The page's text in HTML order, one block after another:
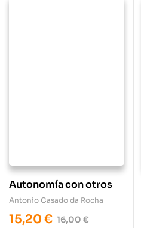
Autonomía con otros
Antonio Casado da Rocha
16,00€
15,20 €